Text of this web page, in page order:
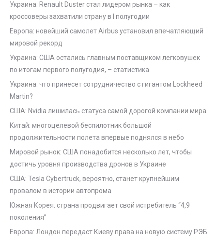
Украина: Renault Duster стал лидером рынка – как
кроссоверы захватили страну в I полугодии
Европа: новейший самолет Airbus установил впечатляющий
мировой рекорд
Украина: США остались главным поставщиком легковушек
по итогам первого полугодия, – статистика
Украина: что принесет сотрудничество с гигантом Lockheed
Martin?
США: Nvidia лишилась статуса самой дорогой компании мира
Китай: многоцелевой беспилотник большой
продолжительности полета впервые поднялся в небо
Мировой рынок: США понадобится несколько лет, чтобы
достичь уровня производства дронов в Украине
США: Tesla Cybertruck, вероятно, станет крупнейшим
провалом в истории автопрома
Южная Корея: страна продвигает свой истребитель “4,9
поколения”
Европа: Лондон передаст Киеву права на новую систему РЭБ